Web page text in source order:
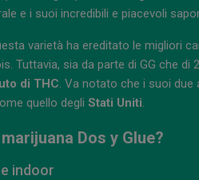
e i suoi incredibili e piacevoli
varietà ha ereditato le migliori
Tuttavia, sia da parte di GG che
di THC. Va notato che i suoi
quello degli Stati Uniti.
Dos y Glue?
indoor